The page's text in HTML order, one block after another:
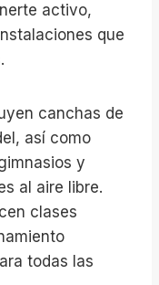
activo,
que
canchas de
así como
y
al aire libre.
clases
todas las